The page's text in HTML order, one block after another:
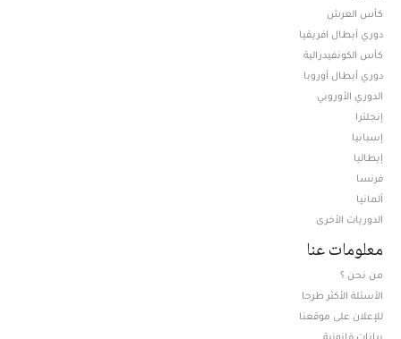
كأس العرش
دوري أبطال افريقيا
كأس الكونفيدرالية
دوري أبطال أوروبا
الدوري الأوروبي
إنجلترا
إسبانيا
إيطاليا
فرنسا
ألمانيا
الدوريات الأخرى
معلومات عنا
من نحن ؟
الأسئلة الأكثر طرحا
للإعلان على موقعنا
بيانات قانونية